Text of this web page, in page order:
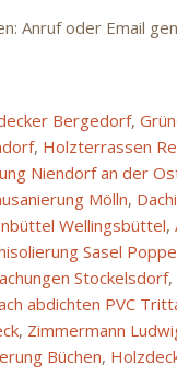
Anruf oder Email
Bergedorf,
, Holzterrassen
Niendorf an der
Mölln,
Wellingsbüttel,
Sasel
Stockelsdorf,
abdichten PVC
, Zimmermann
Büchen,